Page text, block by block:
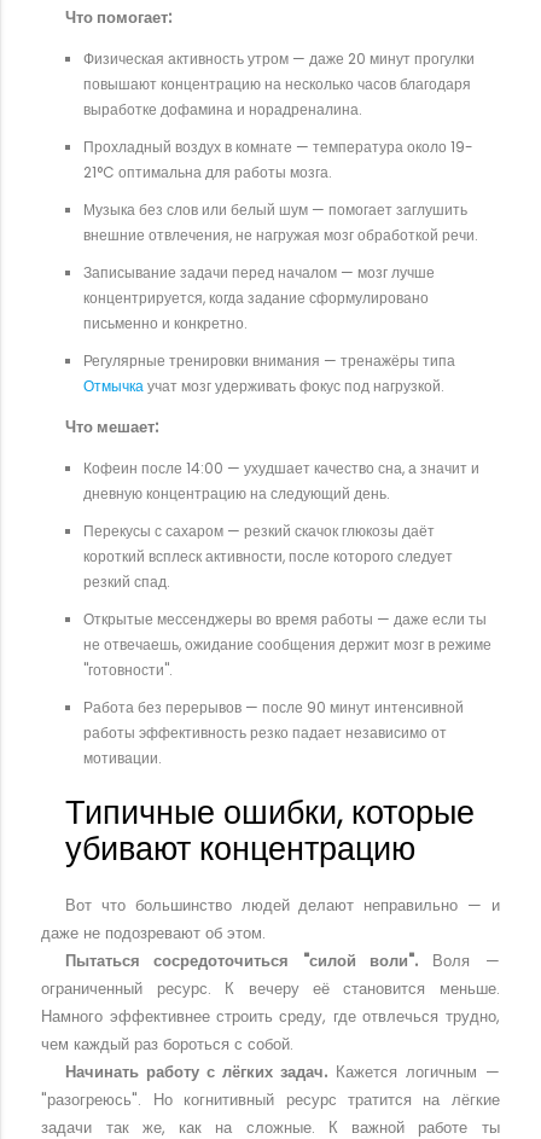
Что помогает:
Физическая активность утром — даже 20 минут прогулки
повышают концентрацию на несколько часов благодаря
выработке дофамина и норадреналина.
Прохладный воздух в комнате — температура около 19-
21°C оптимальна для работы мозга.
Музыка без слов или белый шум — помогает заглушить
внешние отвлечения, не нагружая мозг обработкой речи.
Записывание задачи перед началом — мозг лучше
концентрируется, когда задание сформулировано
письменно и конкретно.
Регулярные тренировки внимания — тренажёры типа
Отмычкаучат мозг удерживать фокус под нагрузкой.
Что мешает:
Кофеин после 14:00 — ухудшает качество сна, а значит и
дневную концентрацию на следующий день.
Перекусы с сахаром — резкий скачок глюкозы даёт
короткий всплеск активности, после которого следует
резкий спад.
Открытые мессенджеры во время работы — даже если ты
не отвечаешь, ожидание сообщения держит мозг в режиме
"готовности".
Работа без перерывов — после 90 минут интенсивной
работы эффективность резко падает независимо от
мотивации.
Типичные ошибки, которые
убивают концентрацию
Вот что большинство людей делают неправильно — и
даже не подозревают об этом.
Пытаться сосредоточиться "силой воли". Воля —
ограниченный ресурс. К вечеру её становится меньше.
Намного эффективнее строить среду, где отвлечься трудно,
чем каждый раз бороться с собой.
Начинать работу с лёгких задач.Кажется логичным —
"разогреюсь". Но когнитивный ресурс тратится на лёгкие
задачи так же, как на сложные. К важной работе ты